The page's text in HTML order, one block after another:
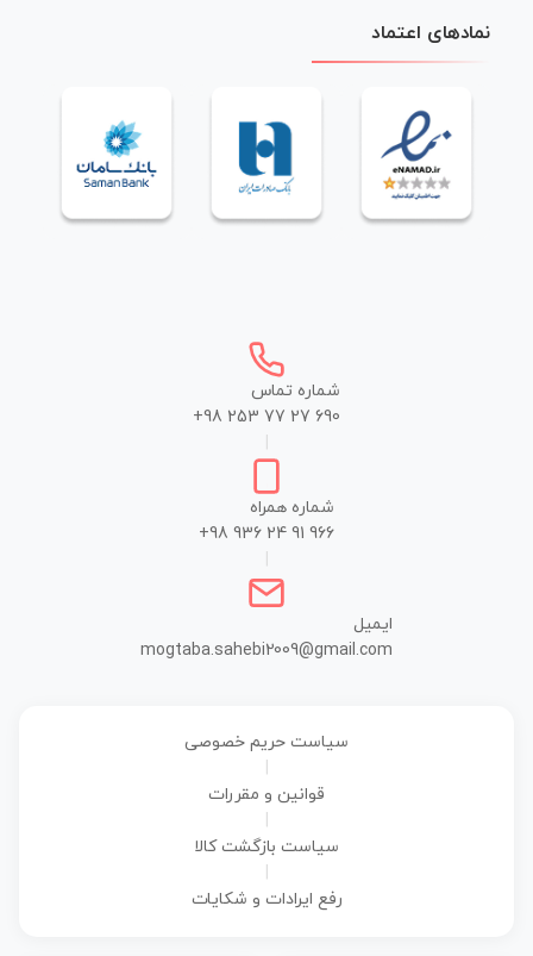
نمادهای اعتماد
شماره تماس
+98 253 77 27 690
شماره همراه
+98 936 24 91 966
ایمیل
mogtaba.sahebi2009@gmail.com
سیاست حریم خصوصی
قوانین و مقررات
سیاست بازگشت کالا
رفع ایرادات و شکایات